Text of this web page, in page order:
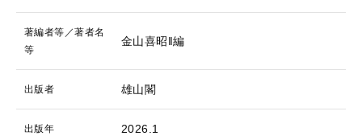
著編者等／著者名
等
金山喜昭‖編
出版者 雄山閣
出版年 2026.1